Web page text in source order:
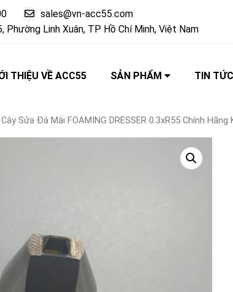
sales@vn-acc55.com
Linh Xuân, TP Hồ Chí Minh, Việt Nam
THIỆU VỀ ACC55 SẢN PHẨM TIN TỨC
Sửa Đá Mài FOAMING DRESSER 0.3xR55 Chính Hãng